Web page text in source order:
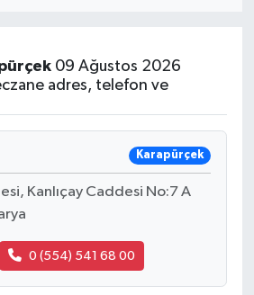
09 Ağustos 2026
adres, telefon ve
Karapürçek
Kanlıçay Caddesi No:7 A
0 (554) 541 68 00